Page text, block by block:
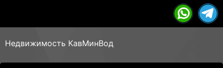
Недвижимость КавМинВод